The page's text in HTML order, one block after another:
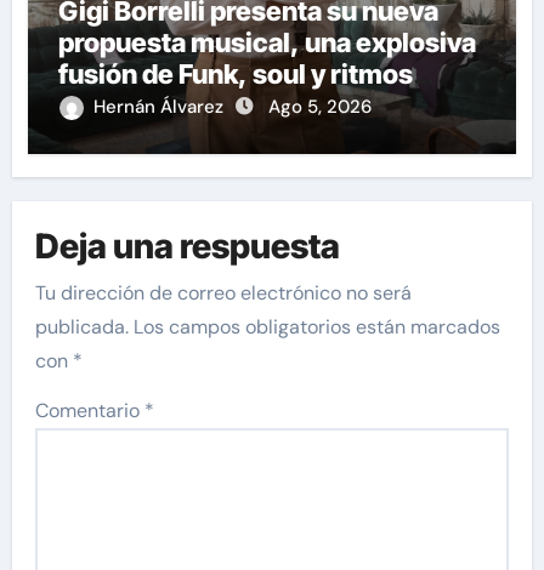
Gigi Borrelli presenta su nueva
propuesta musical, una explosiva
fusión de Funk, soul y ritmos
latinos que marca una nueva
etapa en su carrera
Hernán Álvarez Ago 5, 2026
Deja una respuesta
Tu dirección de correo electrónico no será
publicada. Los campos obligatorios están marcados
con *
Comentario *